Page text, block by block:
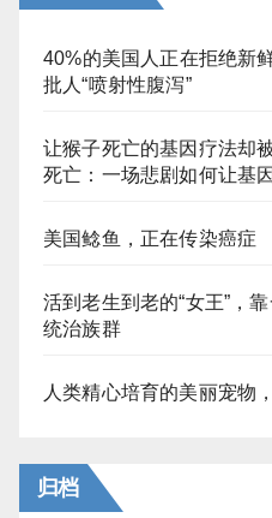
40%的美国人正在拒绝新
批人“喷射性腹泻”
让猴子死亡的基因疗法却
死亡：一场悲剧如何让基
美国鲶鱼，正在传染癌症
活到老生到老的“女王”，
统治族群
人类精心培育的美丽宠物
归档